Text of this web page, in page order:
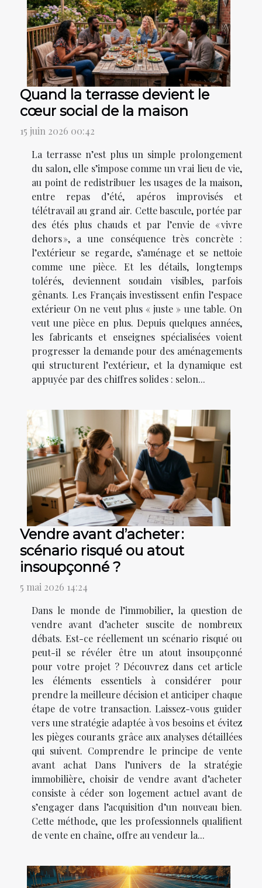
Quand la terrasse devient le
cœur social de la maison
15 juin 2026 00:42
La terrasse n’est plus un simple prolongement
du salon, elle s’impose comme un vrai lieu de vie,
au point de redistribuer les usages de la maison,
entre repas d’été, apéros improvisés et
télétravail au grand air. Cette bascule, portée par
des étés plus chauds et par l’envie de « vivre
dehors », a une conséquence très concrète :
l’extérieur se regarde, s’aménage et se nettoie
comme une pièce. Et les détails, longtemps
tolérés, deviennent soudain visibles, parfois
gênants. Les Français investissent enfin l’espace
extérieur On ne veut plus « juste » une table. On
veut une pièce en plus. Depuis quelques années,
les fabricants et enseignes spécialisées voient
progresser la demande pour des aménagements
qui structurent l’extérieur, et la dynamique est
appuyée par des chiffres solides : selon...
Vendre avant d’acheter :
scénario risqué ou atout
insoupçonné ?
5 mai 2026 14:24
Dans le monde de l’immobilier, la question de
vendre avant d’acheter suscite de nombreux
débats. Est-ce réellement un scénario risqué ou
peut-il se révéler être un atout insoupçonné
pour votre projet ? Découvrez dans cet article
les éléments essentiels à considérer pour
prendre la meilleure décision et anticiper chaque
étape de votre transaction. Laissez-vous guider
vers une stratégie adaptée à vos besoins et évitez
les pièges courants grâce aux analyses détaillées
qui suivent. Comprendre le principe de vente
avant achat Dans l’univers de la stratégie
immobilière, choisir de vendre avant d’acheter
consiste à céder son logement actuel avant de
s’engager dans l’acquisition d’un nouveau bien.
Cette méthode, que les professionnels qualifient
de vente en chaîne, offre au vendeur la...